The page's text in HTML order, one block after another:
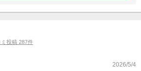
ミ投稿 287件
2026/5/4